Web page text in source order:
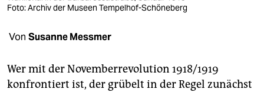
veranstaltungen
shop
unterstützen
Foto: Archiv der Museen Tempelhof-Schöneberg
Von Susanne Messmer
Wer mit der Novemberrevolution 1918/1919
konfrontiert ist, der grübelt in der Regel zunächst